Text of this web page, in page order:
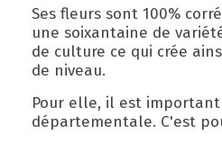
Ses fleurs sont 100%
une soixantaine de
de culture ce qui crée
de niveau.
Pour elle, il est
départementale. C'est